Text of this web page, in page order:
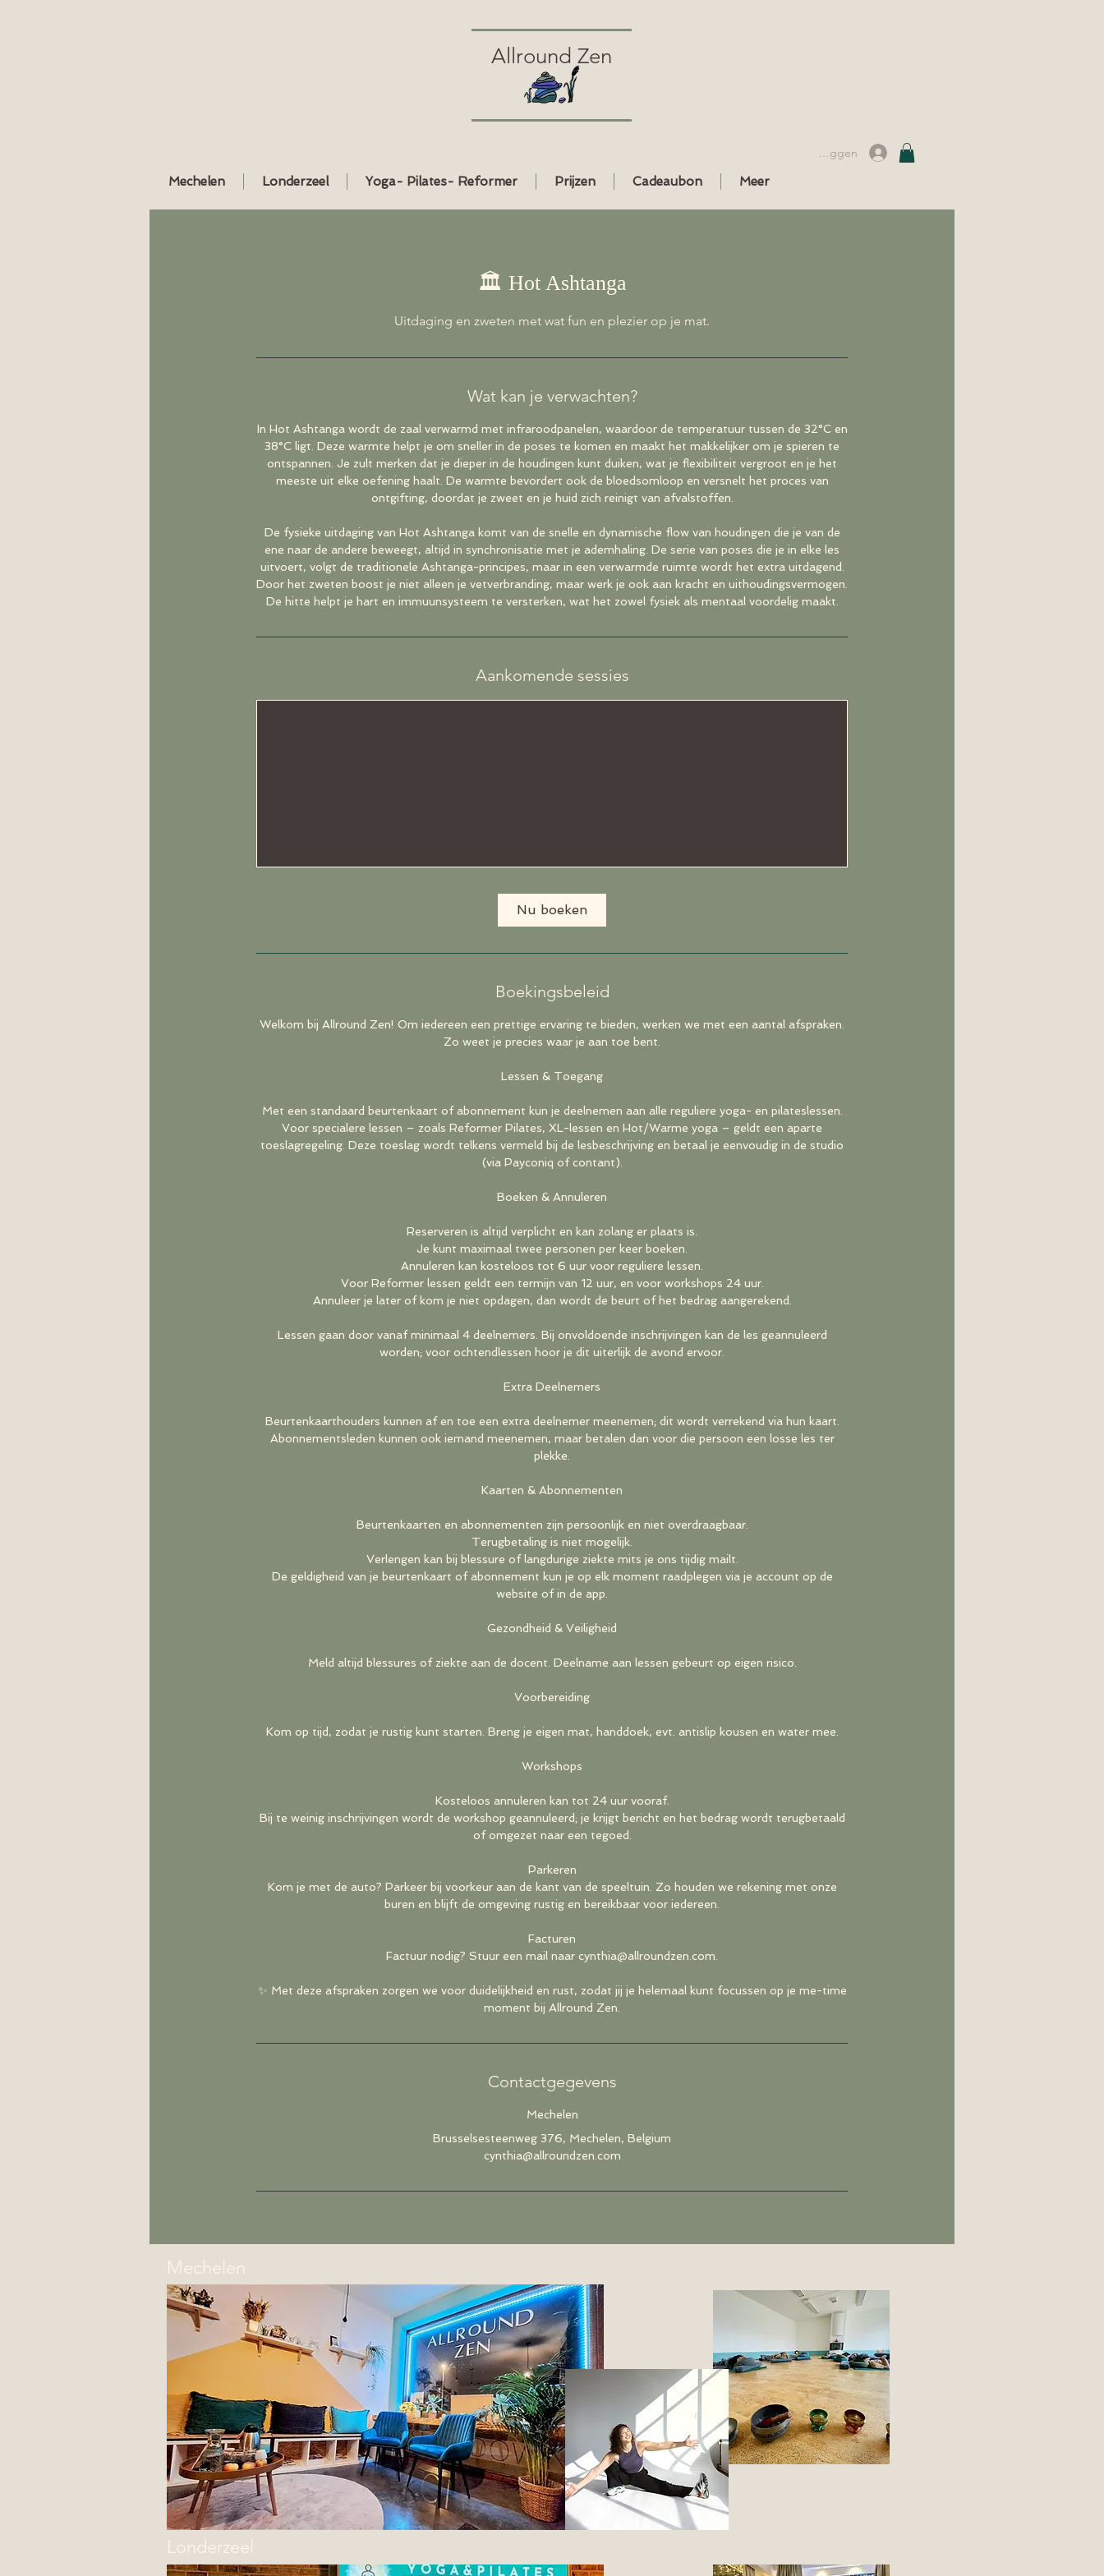
Allround Zen
Inloggen
Mechelen
Londerzeel Yoga- Pilates- Reformer Prijzen Cadeaubon Meer
🏛️ Hot Ashtanga
Uitdaging en zweten met wat fun en plezier op je mat.
Wat kan je verwachten?
In Hot Ashtanga wordt de zaal verwarmd met infraroodpanelen, waardoor de temperatuur tussen de 32°C en
38°C ligt. Deze warmte helpt je om sneller in de poses te komen en maakt het makkelijker om je spieren te
ontspannen. Je zult merken dat je dieper in de houdingen kunt duiken, wat je flexibiliteit vergroot en je het
meeste uit elke oefening haalt. De warmte bevordert ook de bloedsomloop en versnelt het proces van
ontgifting, doordat je zweet en je huid zich reinigt van afvalstoffen.
De fysieke uitdaging van Hot Ashtanga komt van de snelle en dynamische flow van houdingen die je van de
ene naar de andere beweegt, altijd in synchronisatie met je ademhaling. De serie van poses die je in elke les
uitvoert, volgt de traditionele Ashtanga-principes, maar in een verwarmde ruimte wordt het extra uitdagend.
Door het zweten boost je niet alleen je vetverbranding, maar werk je ook aan kracht en uithoudingsvermogen.
De hitte helpt je hart en immuunsysteem te versterken, wat het zowel fysiek als mentaal voordelig maakt.
Aankomende sessies
Nu boeken
Boekingsbeleid
Welkom bij Allround Zen! Om iedereen een prettige ervaring te bieden, werken we met een aantal afspraken.
Zo weet je precies waar je aan toe bent.
Lessen & Toegang
Met een standaard beurtenkaart of abonnement kun je deelnemen aan alle reguliere yoga- en pilateslessen.
Voor specialere lessen – zoals Reformer Pilates, XL-lessen en Hot/Warme yoga – geldt een aparte
toeslagregeling. Deze toeslag wordt telkens vermeld bij de lesbeschrijving en betaal je eenvoudig in de studio
(via Payconiq of contant).
Boeken & Annuleren
Reserveren is altijd verplicht en kan zolang er plaats is.
Je kunt maximaal twee personen per keer boeken.
Annuleren kan kosteloos tot 6 uur voor reguliere lessen.
Voor Reformer lessen geldt een termijn van 12 uur, en voor workshops 24 uur.
Annuleer je later of kom je niet opdagen, dan wordt de beurt of het bedrag aangerekend.
Lessen gaan door vanaf minimaal 4 deelnemers. Bij onvoldoende inschrijvingen kan de les geannuleerd
worden; voor ochtendlessen hoor je dit uiterlijk de avond ervoor.
Extra Deelnemers
Beurtenkaarthouders kunnen af en toe een extra deelnemer meenemen; dit wordt verrekend via hun kaart.
Abonnementsleden kunnen ook iemand meenemen, maar betalen dan voor die persoon een losse les ter
plekke.
Kaarten & Abonnementen
Beurtenkaarten en abonnementen zijn persoonlijk en niet overdraagbaar.
Terugbetaling is niet mogelijk.
Verlengen kan bij blessure of langdurige ziekte mits je ons tijdig mailt.
De geldigheid van je beurtenkaart of abonnement kun je op elk moment raadplegen via je account op de
website of in de app.
Gezondheid & Veiligheid
Meld altijd blessures of ziekte aan de docent. Deelname aan lessen gebeurt op eigen risico.
Voorbereiding
Kom op tijd, zodat je rustig kunt starten. Breng je eigen mat, handdoek, evt. antislip kousen en water mee.
Workshops
Kosteloos annuleren kan tot 24 uur vooraf.
Bij te weinig inschrijvingen wordt de workshop geannuleerd; je krijgt bericht en het bedrag wordt terugbetaald
of omgezet naar een tegoed.
Parkeren
Kom je met de auto? Parkeer bij voorkeur aan de kant van de speeltuin. Zo houden we rekening met onze
buren en blijft de omgeving rustig en bereikbaar voor iedereen.
Facturen
Factuur nodig? Stuur een mail naar cynthia@allroundzen.com.
✨ Met deze afspraken zorgen we voor duidelijkheid en rust, zodat jij je helemaal kunt focussen op je me-time
moment bij Allround Zen.
Contactgegevens
Mechelen
Brusselsesteenweg 376, Mechelen, Belgium
cynthia@allroundzen.com
Mechelen
Londerzeel